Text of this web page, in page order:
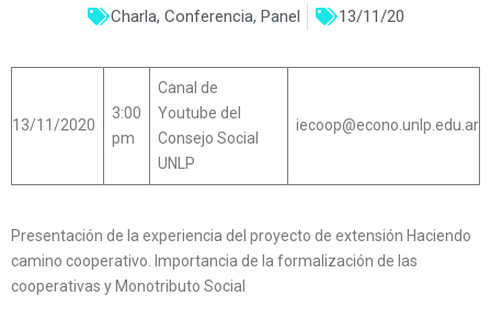
Charla, Conferencia, Panel 13/11/20
13/11/2020
3:00
pm
Canal de
Youtube del
Consejo Social
UNLP
iecoop@econo.unlp.edu.ar
Presentación de la experiencia del proyecto de extensión Haciendo
camino cooperativo. Importancia de la formalización de las
cooperativas y Monotributo Social